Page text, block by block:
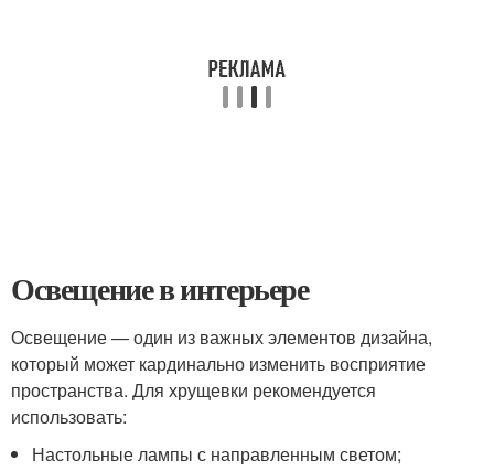
Освещение в интерьере
Освещение — один из важных элементов дизайна,
который может кардинально изменить восприятие
пространства. Для хрущевки рекомендуется
использовать:
Настольные лампы с направленным светом;